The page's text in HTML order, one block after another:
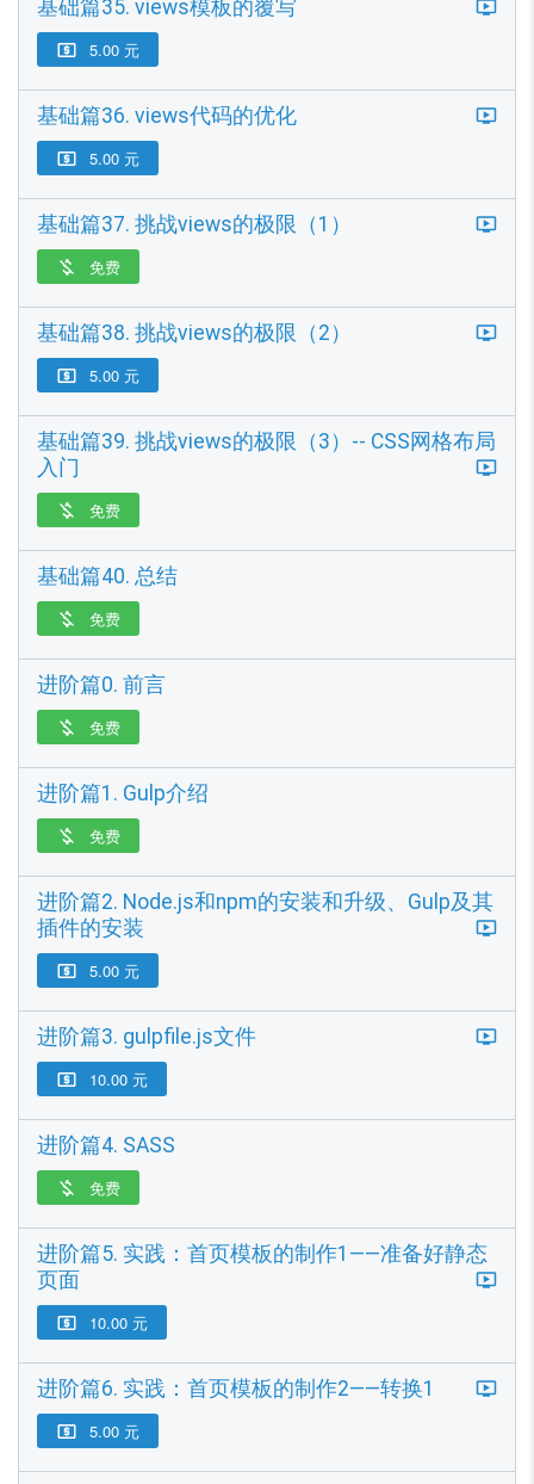
基础篇35. views模板的覆写
 5.00 元
基础篇36. views代码的优化
 5.00 元
基础篇37. 挑战views的极限（1）
 免费
基础篇38. 挑战views的极限（2）
 5.00 元
基础篇39. 挑战views的极限（3）-- CSS网格布局
入门
 免费
基础篇40. 总结
 免费
进阶篇0. 前言
 免费
进阶篇1. Gulp介绍
 免费
进阶篇2. Node.js和npm的安装和升级、Gulp及其
插件的安装
 5.00 元
进阶篇3. gulpfile.js文件
 10.00 元
进阶篇4. SASS
 免费
进阶篇5. 实践：首页模板的制作1——准备好静态
页面
 10.00 元
进阶篇6. 实践：首页模板的制作2——转换1
 5.00 元